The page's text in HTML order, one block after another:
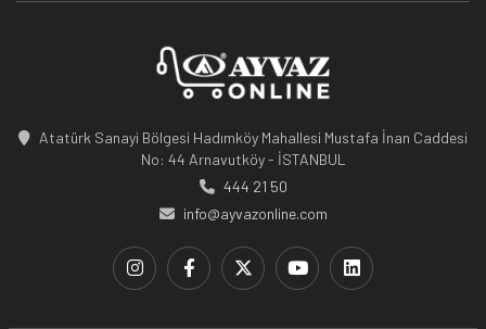
Atatürk Sanayi Bölgesi Hadımköy Mahallesi Mustafa İnan Caddesi
No: 44 Arnavutköy - İSTANBUL
444 21 50
info@ayvazonline.com